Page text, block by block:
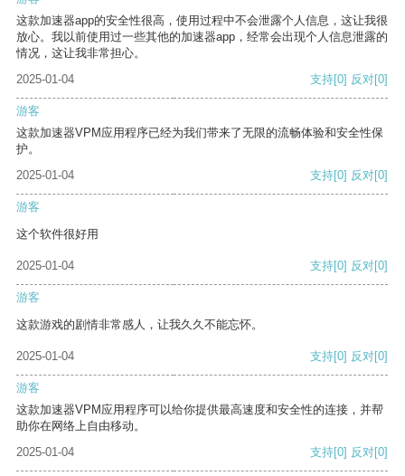
这款加速器app的安全性很高，使用过程中不会泄露个人信息，这让我很
放心。我以前使用过一些其他的加速器app，经常会出现个人信息泄露的
情况，这让我非常担心。
2025-01-04
支持[0] 反对[0]
游客
这款加速器VPM应用程序已经为我们带来了无限的流畅体验和安全性保
护。
2025-01-04
支持[0] 反对[0]
游客
这个软件很好用
2025-01-04 支持[0] 反对[0]
游客
这款游戏的剧情非常感人，让我久久不能忘怀。
2025-01-04 支持[0] 反对[0]
游客
这款加速器VPM应用程序可以给你提供最高速度和安全性的连接，并帮
助你在网络上自由移动。
2025-01-04
支持[0] 反对[0]